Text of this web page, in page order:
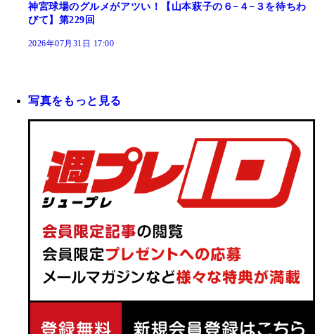
神宮球場のグルメがアツい！【山本萩子の６−４−３を待ちわ
びて】第229回
2026年07月31日 17:00
写真をもっと見る